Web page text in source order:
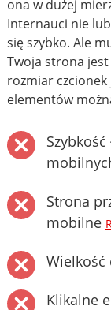
ona w dużej
Internauci nie
się szybko. Ale
Twoja strona
rozmiar
elementów
Strona
mobilne
Wielkość
Klikalne